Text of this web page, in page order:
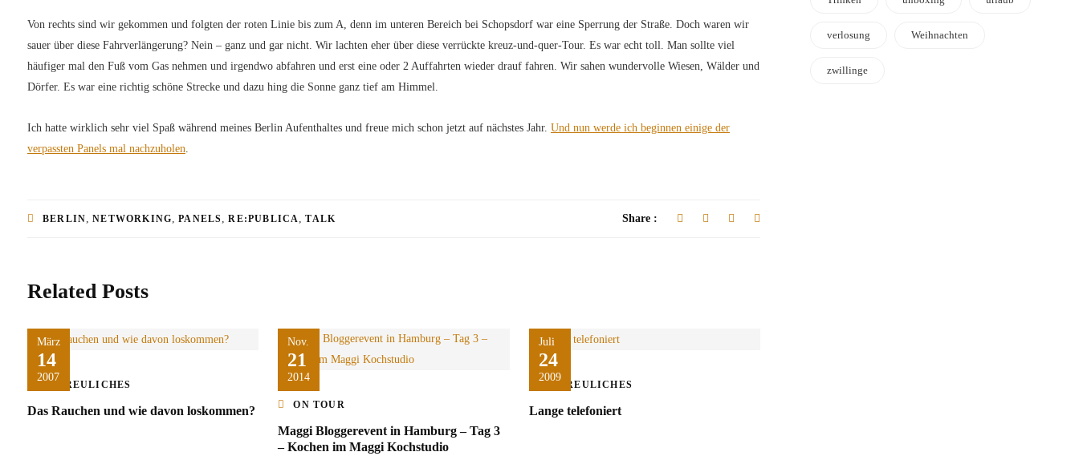
Von rechts sind wir gekommen und folgten der roten Linie bis zum A, denn im unteren Bereich bei Schopsdorf war eine Sperrung der Straße. Doch waren wir
sauer über diese Fahrverlängerung? Nein – ganz und gar nicht. Wir lachten eher über diese verrückte kreuz-und-quer-Tour. Es war echt toll. Man sollte viel
häufiger mal den Fuß vom Gas nehmen und irgendwo abfahren und erst eine oder 2 Auffahrten wieder drauf fahren. Wir sahen wundervolle Wiesen, Wälder und
Dörfer. Es war eine richtig schöne Strecke und dazu hing die Sonne ganz tief am Himmel.
Ich hatte wirklich sehr viel Spaß während meines Berlin Aufenthaltes und freue mich schon jetzt auf nächstes Jahr. Und nun werde ich beginnen einige der
verpassten Panels mal nachzuholen.
BERLIN,NETWORKING,PANELS,RE:PUBLICA,TALK Share :
Related Posts
März
14
2007
ERFREULICHES
Das Rauchen und wie davon loskommen?
Nov.
21
2014
ON TOUR
Maggi Bloggerevent in Hamburg – Tag 3
– Kochen im Maggi Kochstudio
Juli
24
2009
ERFREULICHES
Lange telefoniert
verlosung Weihnachten
zwillinge